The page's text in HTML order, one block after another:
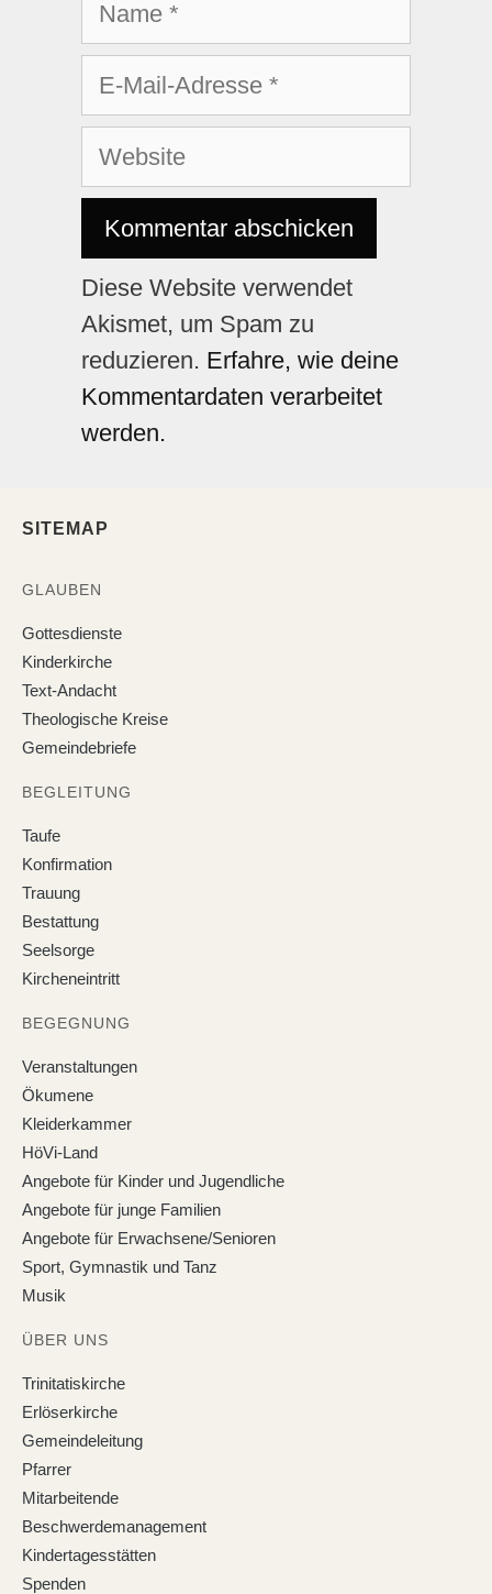
Diese Website verwendet
Akismet, um Spam zu
reduzieren. Erfahre, wie deine
Kommentardaten verarbeitet
werden.
SITEMAP
GLAUBEN
Gottesdienste
Kinderkirche
Text-Andacht
Theologische Kreise
Gemeindebriefe
BEGLEITUNG
Taufe
Konfirmation
Trauung
Bestattung
Seelsorge
Kircheneintritt
BEGEGNUNG
Veranstaltungen
Ökumene
Kleiderkammer
HöVi-Land
Angebote für Kinder und Jugendliche
Angebote für junge Familien
Angebote für Erwachsene/Senioren
Sport, Gymnastik und Tanz
Musik
ÜBER UNS
Trinitatiskirche
Erlöserkirche
Gemeindeleitung
Pfarrer
Mitarbeitende
Beschwerdemanagement
Kindertagesstätten
Spenden